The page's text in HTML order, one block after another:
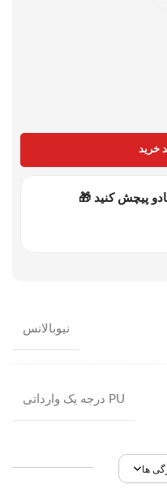
خرید
پیچش کنید 🎁
نیوبالانس
PU درجه یک وارداتی
ها